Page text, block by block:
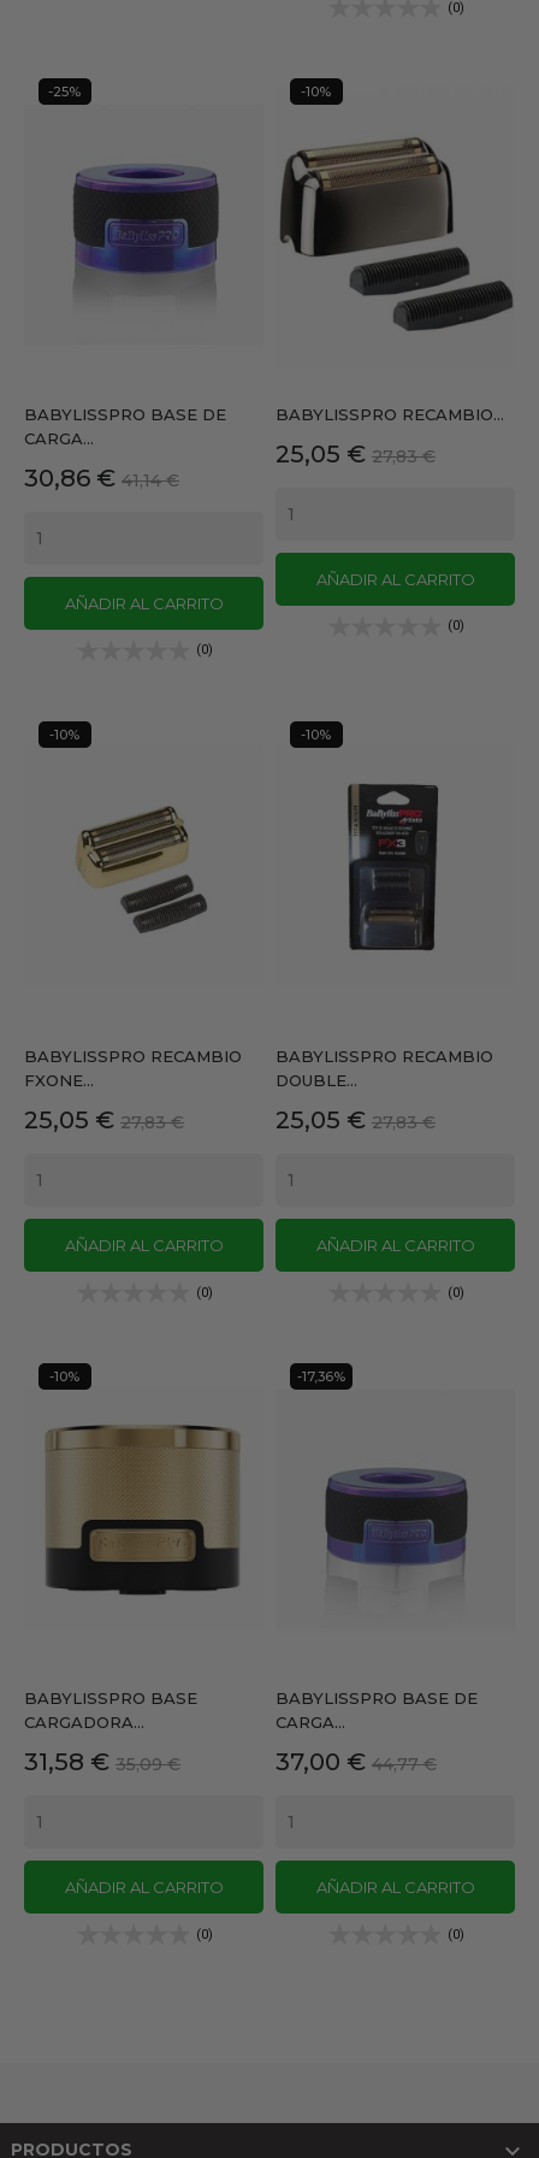
(0)
BABYLISSPRO BASE DE
CARGA...
Precio
30,86 € Precio
41,14 €
AÑADIR AL CARRITO
(0)
-25%
BABYLISSPRO RECAMBIO...
Precio
25,05 € Precio
27,83 €
AÑADIR AL CARRITO
(0)
-10%
BABYLISSPRO RECAMBIO
FXONE...
Precio
25,05 € Precio
27,83 €
AÑADIR AL CARRITO
(0)
-10%
BABYLISSPRO RECAMBIO
DOUBLE...
Precio
25,05 € Precio
27,83 €
AÑADIR AL CARRITO
(0)
-10%
BABYLISSPRO BASE
CARGADORA...
Precio
31,58 € Precio
35,09 €
AÑADIR AL CARRITO
(0)
-10%
BABYLISSPRO BASE DE
CARGA...
Precio
37,00 € Precio
44,77 €
AÑADIR AL CARRITO
(0)
-17,36%
PRODUCTOS